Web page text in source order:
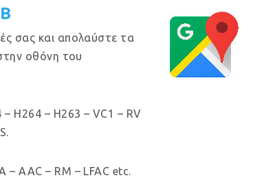
σας και απολαύστε τα
οθόνη του
H264 – H263 – VC1 – RV
AAC – RM – LFAC etc.